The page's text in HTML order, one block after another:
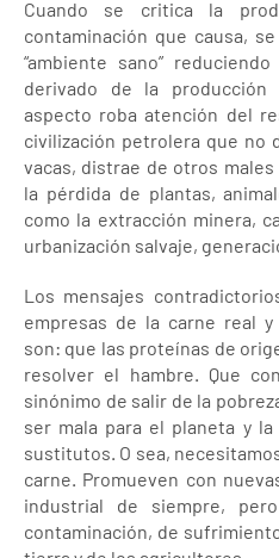
Cuando se critica la
contaminación que causa,
“ambiente sano”
derivado de la
aspecto roba atención del
civilización petrolera que no
vacas, distrae de otros
la pérdida de plantas,
como la extracción minera,
urbanización salvaje,
Los mensajes
empresas de la carne real
son: que las proteínas de
resolver el hambre. Que
sinónimo de salir de la
ser mala para el planeta y
sustitutos. O sea,
carne. Promueven con
industrial de siempre,
contaminación, de